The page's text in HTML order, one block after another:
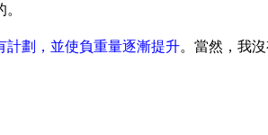
計劃，並使負重量逐漸提升。當然，我